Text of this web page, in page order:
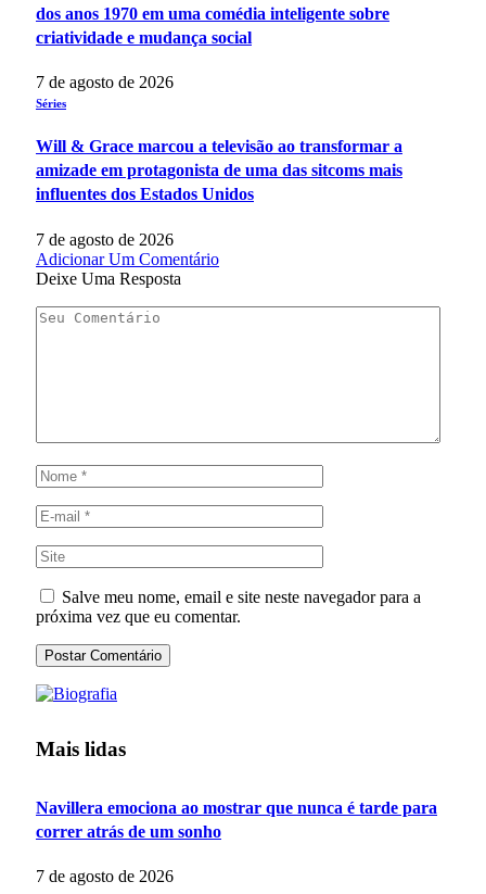
dos anos 1970 em uma comédia inteligente sobre
criatividade e mudança social
7 de agosto de 2026
Séries
Will & Grace marcou a televisão ao transformar a
amizade em protagonista de uma das sitcoms mais
influentes dos Estados Unidos
7 de agosto de 2026
Adicionar Um Comentário
Deixe Uma Resposta
Salve meu nome, email e site neste navegador para a
próxima vez que eu comentar.
Mais lidas
Navillera emociona ao mostrar que nunca é tarde para
correr atrás de um sonho
7 de agosto de 2026